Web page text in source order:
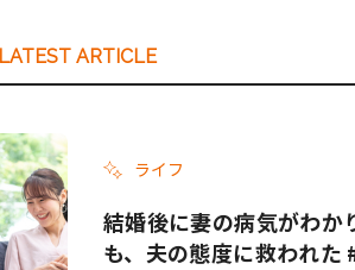
LATEST ARTICLE
ライフ
結婚後に妻の病気がわ
も、夫の態度に救われた